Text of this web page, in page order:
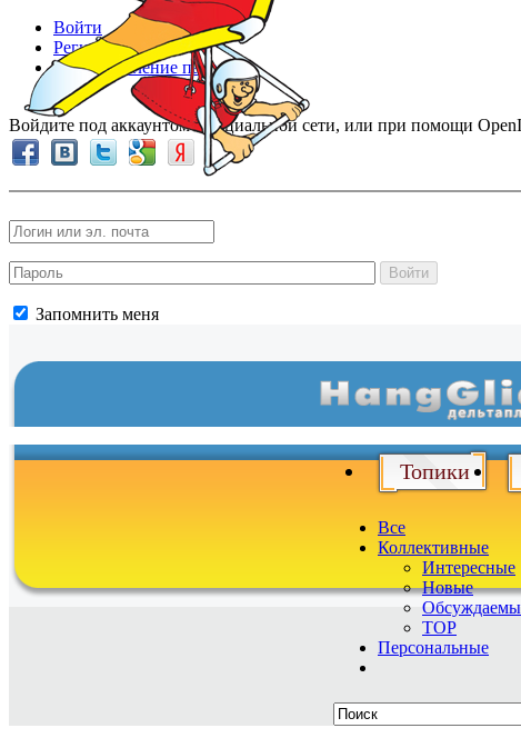
Войти
Регистрация
Восстановление пароля
Войдите под аккаунтом в социальной сети, или при помощи
Войти
Запомнить меня
Топики
Все
Коллективные
Интересные
Новые
TOP
Персональные